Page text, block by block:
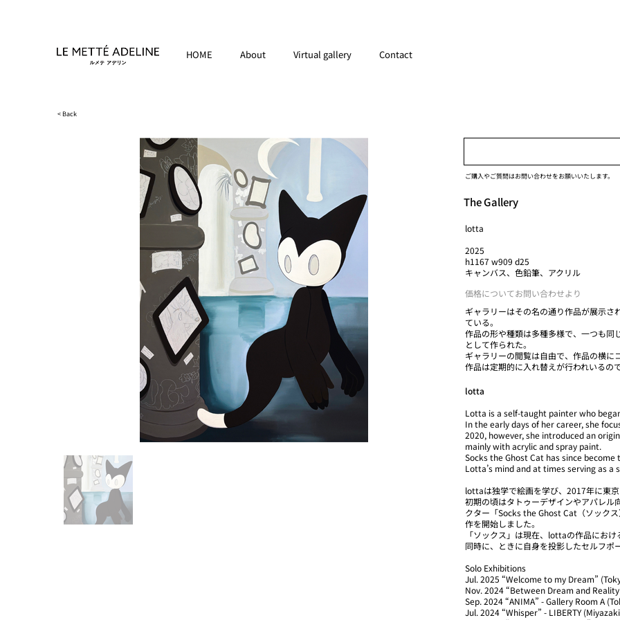
HOME About Virtual gallery Contact
< Back
ご購入やご質問はお問い合わせをお願いいたします。
The Gallery
lotta
2025
h1167 w909 d25
キャンバス、色鉛筆、アクリル
価格についてお問い合わせより
ギャラリーはその名の通り作品が展示
ている。
作品の形や種類は多種多様で、一つも同
として作られた。
ギャラリーの閲覧は自由で、作品の横
作品は定期的に入れ替えが行われいるの
lotta
Lotta is a self-taught painter who
In the early days of her career, she
2020, however, she introduced an
mainly with acrylic and spray paint.
Socks the Ghost Cat has since
Lotta’s mind and at times serving as
lottaは独学で絵画を学び、2017年に東
初期の頃はタトゥーデザインやアパレ
クター「Socks the Ghost Cat（ソック
作を開始しました。
「ソックス」は現在、lottaの作品にお
同時に、ときに自身を投影したセルフポ
Solo Exhibitions
Jul. 2025 “Welcome to my Dream”
Nov. 2024 “Between Dream and
Sep. 2024 “ANIMA” - Gallery Room A
Jul. 2024 “Whisper” - LIBERTY